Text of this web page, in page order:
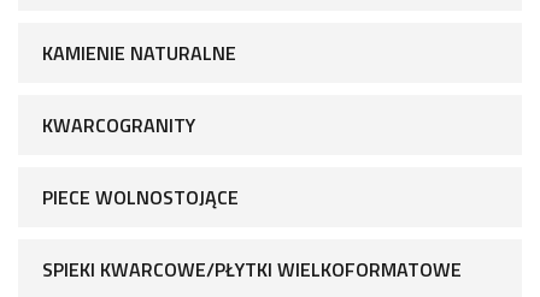
KAMIENIE NATURALNE
KWARCOGRANITY
PIECE WOLNOSTOJĄCE
SPIEKI KWARCOWE/PŁYTKI WIELKOFORMATOWE